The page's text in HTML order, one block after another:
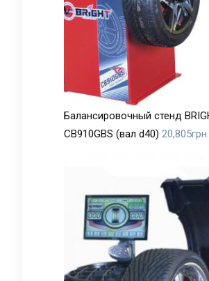
Балансировочный стенд
CB910GBS (вал d40) 20,805грн.